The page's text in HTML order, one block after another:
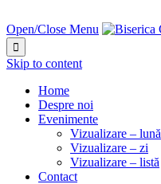
Open/Close Menu

Skip to content
Home
Despre noi
Evenimente
Vizualizare – lună
Vizualizare – zi
Vizualizare – listă
Contact